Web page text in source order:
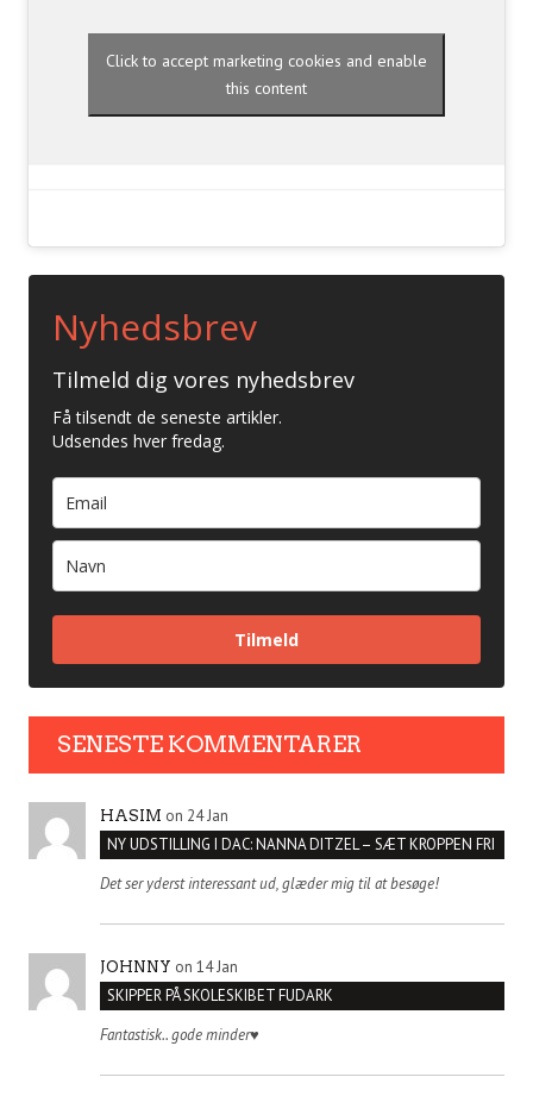
Click to accept marketing cookies and enable
this content
Nyhedsbrev
Tilmeld dig vores nyhedsbrev
Få tilsendt de seneste artikler.
Udsendes hver fredag.
Tilmeld
SENESTE KOMMENTARER
HASIM on 24 Jan
NY UDSTILLING I DAC: NANNA DITZEL – SÆT KROPPEN FRI
Det ser yderst interessant ud, glæder mig til at besøge!
JOHNNY on 14 Jan
SKIPPER PÅ SKOLESKIBET FUDARK
Fantastisk.. gode minder♥️